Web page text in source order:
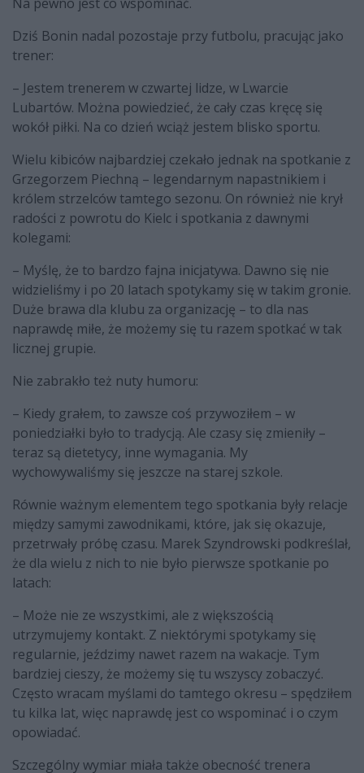
Dziś Bonin nadal pozostaje przy futbolu, pracując jako
trener:
– Jestem trenerem w czwartej lidze, w Lwarcie
Lubartów. Można powiedzieć, że cały czas kręcę się
wokół piłki. Na co dzień wciąż jestem blisko sportu.
Wielu kibiców najbardziej czekało jednak na spotkanie z
Grzegorzem Piechną – legendarnym napastnikiem i
królem strzelców tamtego sezonu. On również nie krył
radości z powrotu do Kielc i spotkania z dawnymi
kolegami:
– Myślę, że to bardzo fajna inicjatywa. Dawno się nie
widzieliśmy i po 20 latach spotykamy się w takim gronie.
Duże brawa dla klubu za organizację – to dla nas
naprawdę miłe, że możemy się tu razem spotkać w tak
licznej grupie.
Nie zabrakło też nuty humoru:
– Kiedy grałem, to zawsze coś przywoziłem – w
poniedziałki było to tradycją. Ale czasy się zmieniły –
teraz są dietetycy, inne wymagania. My
wychowywaliśmy się jeszcze na starej szkole.
Równie ważnym elementem tego spotkania były relacje
między samymi zawodnikami, które, jak się okazuje,
przetrwały próbę czasu. Marek Szyndrowski podkreślał,
że dla wielu z nich to nie było pierwsze spotkanie po
latach:
– Może nie ze wszystkimi, ale z większością
utrzymujemy kontakt. Z niektórymi spotykamy się
regularnie, jeździmy nawet razem na wakacje. Tym
bardziej cieszy, że możemy się tu wszyscy zobaczyć.
Często wracam myślami do tamtego okresu – spędziłem
tu kilka lat, więc naprawdę jest co wspominać i o czym
opowiadać.
Szczególny wymiar miała także obecność trenera